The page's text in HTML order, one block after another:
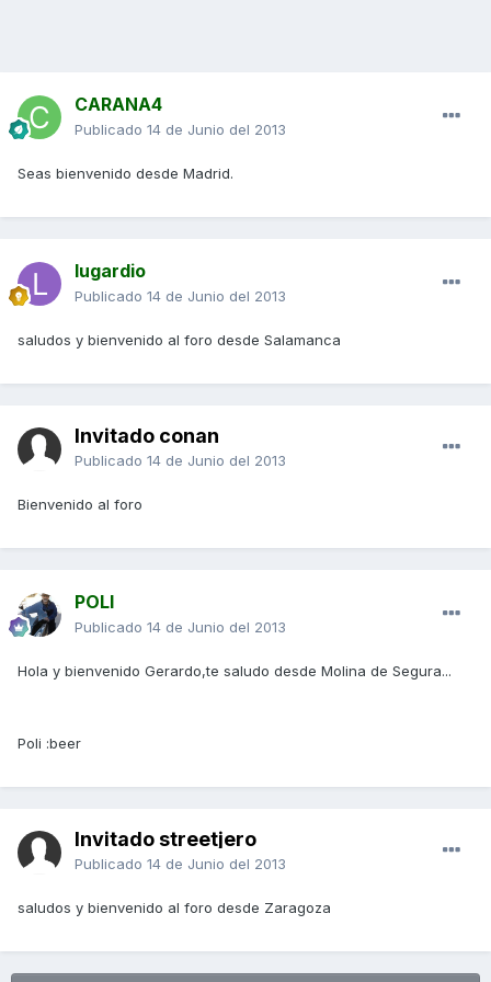
CARANA4
Publicado 14 de Junio del 2013
Seas bienvenido desde Madrid.
lugardio
Publicado 14 de Junio del 2013
saludos y bienvenido al foro desde Salamanca
Invitado conan
Publicado 14 de Junio del 2013
Bienvenido al foro
POLI
Publicado 14 de Junio del 2013
Hola y bienvenido Gerardo,te saludo desde Molina de Segura...
Poli :beer
Invitado streetjero
Publicado 14 de Junio del 2013
saludos y bienvenido al foro desde Zaragoza